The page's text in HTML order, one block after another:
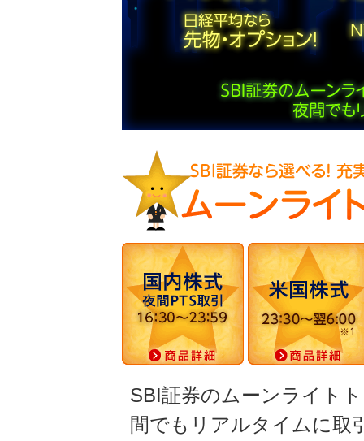
SBI証券のムーンライト
間でもリアルタイムに取